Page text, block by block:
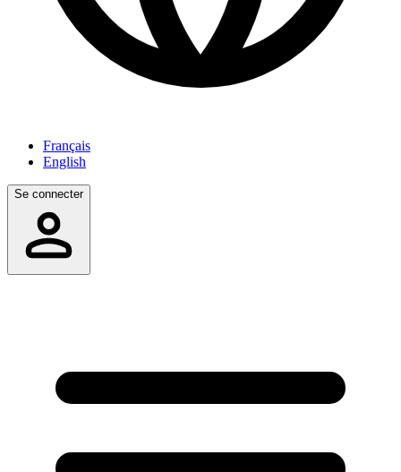
Français
English
Se connecter